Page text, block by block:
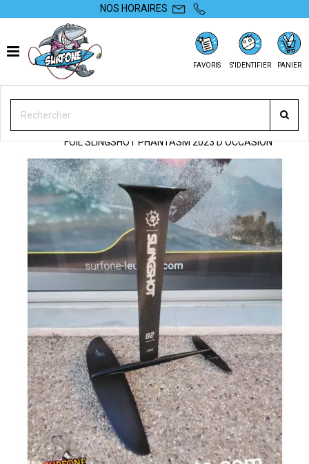
NOS HORAIRES
FAVORIS S'IDENTIFIER PANIER
FOILS DE WINGFOIL
FOIL SLINGSHOT PHANTASM 2023 D'OCCASION